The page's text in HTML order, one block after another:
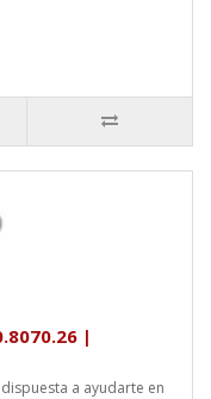
|
a ayudarte en